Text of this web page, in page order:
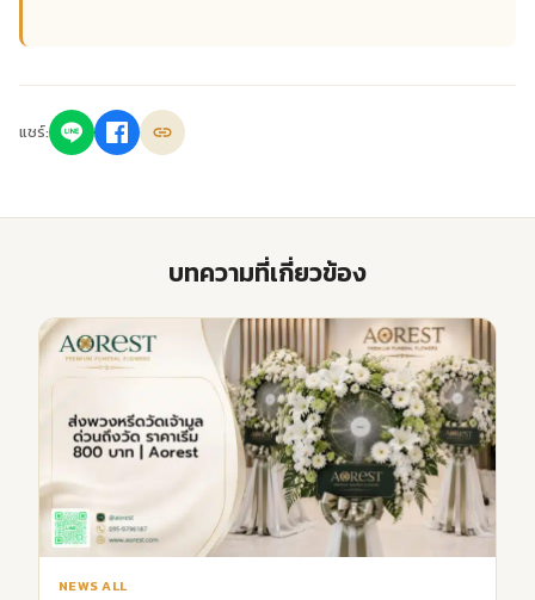
แชร์:
บทความที่เกี่ยวข้อง
NEWS ALL